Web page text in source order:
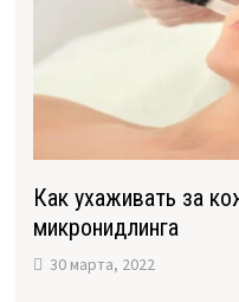
Как ухаживать за
микронидлинга
30 марта, 2022